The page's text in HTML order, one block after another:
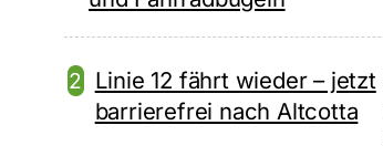
Linie 12 fährt wieder – jetzt
barrierefrei nach Altcotta